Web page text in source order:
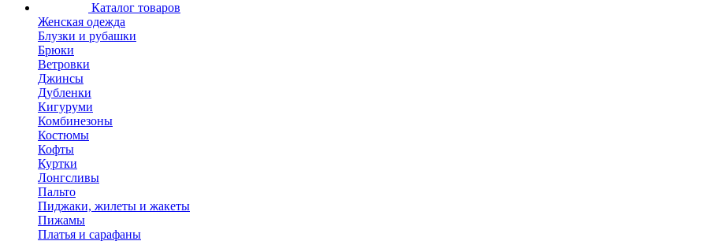
Каталог товаров
Женская одежда
Блузки и рубашки
Брюки
Ветровки
Джинсы
Дубленки
Кигуруми
Комбинезоны
Костюмы
Кофты
Куртки
Лонгсливы
Пальто
Пиджаки, жилеты и жакеты
Пижамы
Платья и сарафаны